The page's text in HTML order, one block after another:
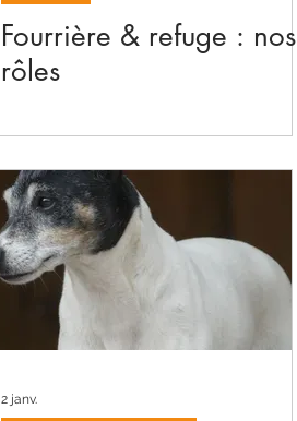
Fourrière & refuge : nos
rôles
2 janv.